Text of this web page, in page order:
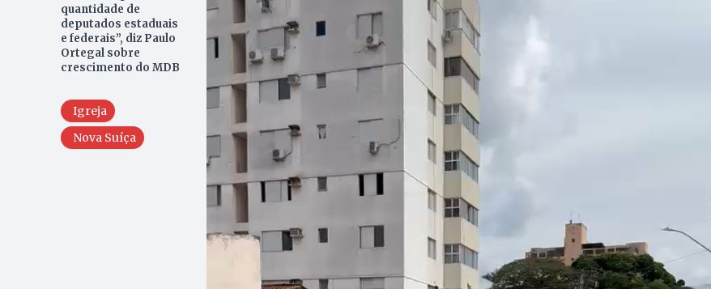
quantidade de
deputados estaduais
e federais”, diz Paulo
Ortegal sobre
crescimento do MDB
Igreja
Nova Suíça